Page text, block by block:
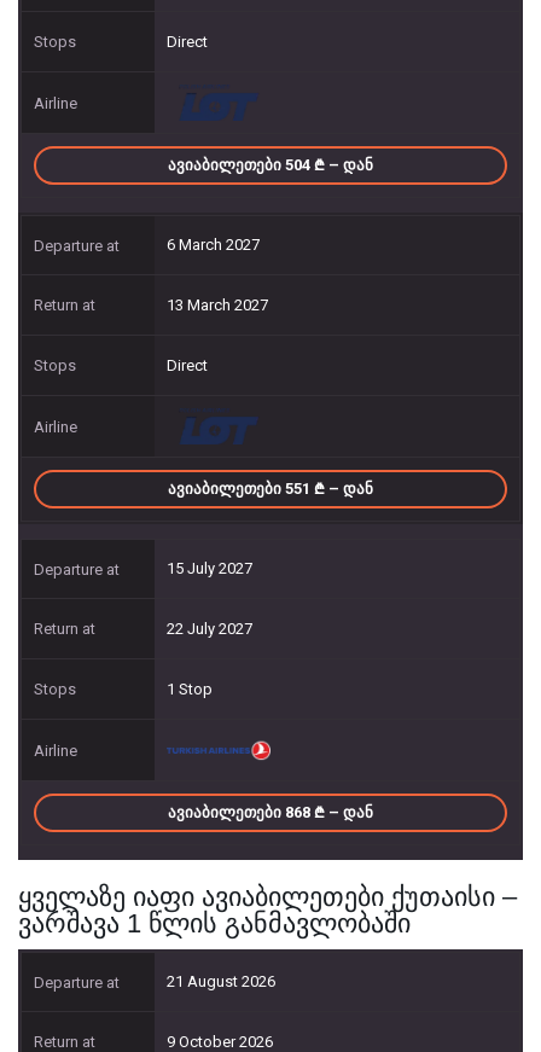
Direct
ᲐᲕᲘᲐᲑᲘᲚᲔᲗᲔᲑᲘ 504 – ᲓᲐᲜ
6 March 2027
13 March 2027
Direct
ᲐᲕᲘᲐᲑᲘᲚᲔᲗᲔᲑᲘ 551 – ᲓᲐᲜ
15 July 2027
22 July 2027
1 Stop
ᲐᲕᲘᲐᲑᲘᲚᲔᲗᲔᲑᲘ 868 – ᲓᲐᲜ
ყველაზე იაფი ავიაბილეთები ქუთაისი –
ვარშავა 1 წლის განმავლობაში
21 August 2026
9 October 2026